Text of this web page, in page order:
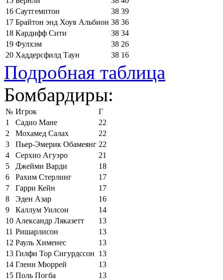
16 Саутгемптон 38 39
17 Брайтон энд Хоув Альбион 38 36
18 Кардифф Сити 38 34
19 Фулхэм 38 26
20 Хаддерсфилд Таун 38 16
Подробная таблица
Бомбардиры:
№ Игрок
Г
1
Садио Мане
22
2
Мохамед Салах
22
3
Пьер-Эмерик Обамеянг 22
4
Серхио Агуэро
21
5
Джейми Варди
18
6
Рахим Стерлинг
17
7
Гарри Кейн
17
8
Эден Азар
16
9
Каллум Уилсон
14
10 Александр Ляказетт
13
11 Ришарлисон
13
12 Рауль Хименес
13
13 Гилфи Тор Сигурдссон 13
14 Гленн Мюррей
13
15 Поль Погба 13